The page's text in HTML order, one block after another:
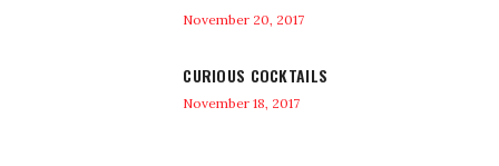
November 20, 2017
CURIOUS COCKTAILS
November 18, 2017